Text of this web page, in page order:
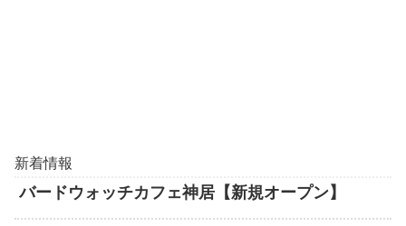
新着情報
バードウォッチカフェ神居【新規オープン】